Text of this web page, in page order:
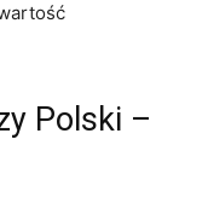
​Polski –